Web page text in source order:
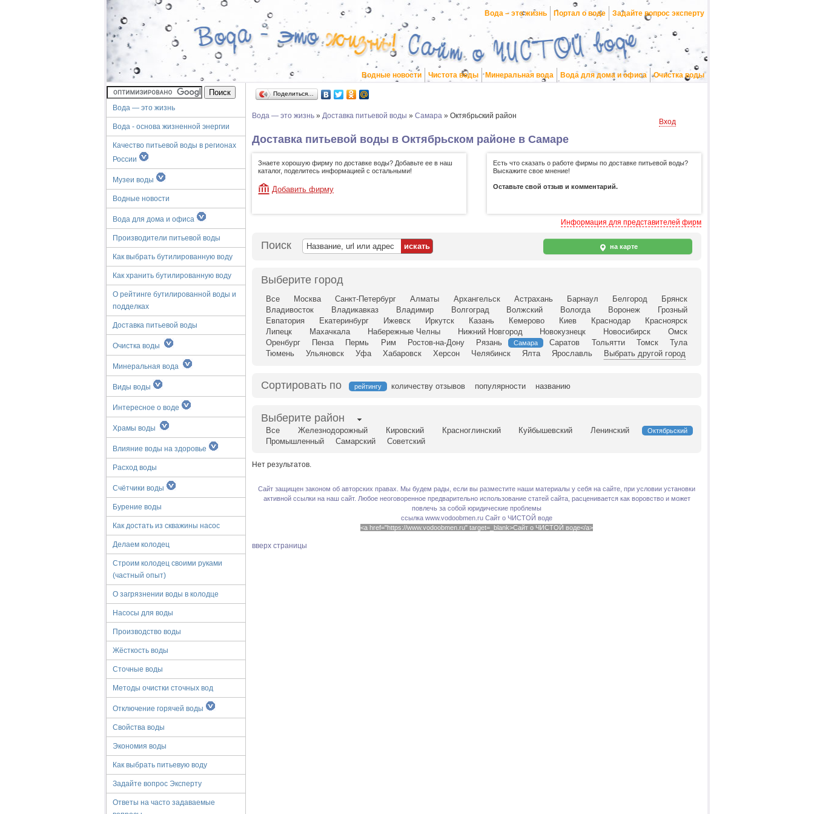
Вода – это жизнь Портал о воде Задайте вопрос эксперту
Водные новости Чистота воды Минеральная вода Вода для дома и офиса Очистка воды
Вода — это жизнь
Вода - основа жизненной энергии
Качество питьевой воды в регионах
России
Музеи воды
Водные новости
Вода для дома и офиса
Производители питьевой воды
Как выбрать бутилированную воду
Как хранить бутилированную воду
О рейтинге бутилированной воды и
подделках
Доставка питьевой воды
Очистка воды
Минеральная вода
Виды воды
Интересное о воде
Храмы воды
Влияние воды на здоровье
Расход воды
Счётчики воды
Бурение воды
Как достать из скважины насос
Делаем колодец
Строим колодец своими руками
(частный опыт)
О загрязнении воды в колодце
Насосы для воды
Производство воды
Жёсткость воды
Сточные воды
Методы очистки сточных вод
Отключение горячей воды
Свойства воды
Экономия воды
Как выбрать питьевую воду
Задайте вопрос Эксперту
Ответы на часто задаваемые
Поделиться…
Вода — это жизнь » Доставка питьевой воды » Самара » Октябрьский район
Вход
Доставка питьевой воды в Октябрьском районе в Самаре
Знаете хорошую фирму по доставке воды? Добавьте ее в наш
каталог, поделитесь информацией с остальными!
Добавить фирму
Есть что сказать о работе фирмы по доставке питьевой воды?
Выскажите свое мнение!
Оставьте свой отзыв и комментарий.
Информация для представителей фирм
Поиск на карте
Выберите город
Все Москва Санкт-Петербург Алматы Архангельск Астрахань Барнаул Белгород
Брянск
Владивосток
Владикавказ Владимир Волгоград Волжский Вологда Воронеж
Грозный
Евпатория
Екатеринбург Ижевск Иркутск Казань Кемерово Киев Краснодар
Красноярск
Липецк
Махачкала Набережные Челны Нижний Новгород Новокузнецк Новосибирск
Омск
Оренбург
Пенза Пермь Рим Ростов-на-Дону Рязань Самара Саратов Тольятти Томск
Тула
Тюмень
Ульяновск Уфа Хабаровск Херсон Челябинск Ялта Ярославль Выбрать другой город
Сортировать по рейтингу количеству отзывов популярности названию
Выберите район
Все Железнодорожный Кировский Красноглинский Куйбышевский Ленинский Октябрьский
Промышленный Самарский Советский
Нет результатов.
Сайт защищен законом об авторских правах. Мы будем рады, если вы разместите наши материалы у себя на сайте, при условии установки
активной ссылки на наш сайт. Любое неоговоренное предварительно использование статей сайта, расценивается как воровство и может
повлечь за собой юридические проблемы
ссылка www.vodoobmen.ru Сайт о ЧИСТОЙ воде
<a href="https://www.vodoobmen.ru" target=_blank>Сайт о ЧИСТОЙ воде</a>
вверх страницы